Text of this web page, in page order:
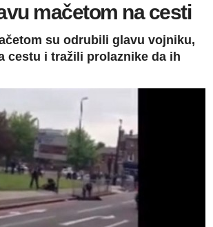
mačetom na cesti
su odrubili glavu vojniku,
cestu i tražili prolaznike da ih